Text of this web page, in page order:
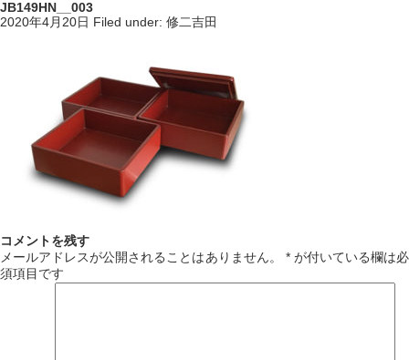
JB149HN__003
2020年4月20日 Filed under: 修二吉田
コメントを残す
メールアドレスが公開されることはありません。
*が付いている欄は必
須項目です